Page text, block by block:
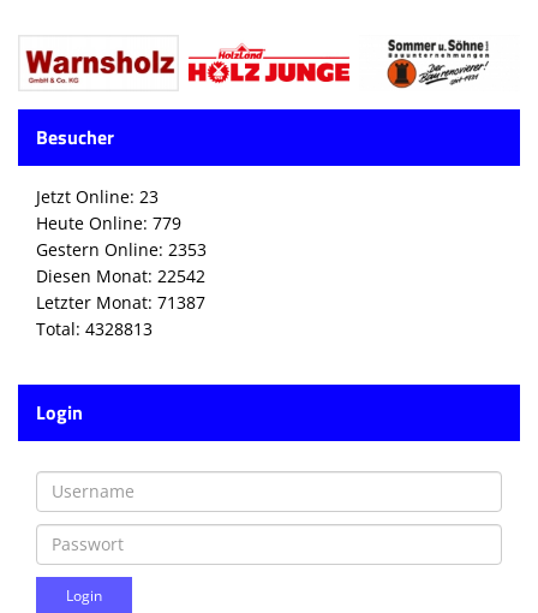
Besucher
Jetzt Online: 23
Heute Online: 779
Gestern Online: 2353
Diesen Monat: 22542
Letzter Monat: 71387
Total: 4328813
Login